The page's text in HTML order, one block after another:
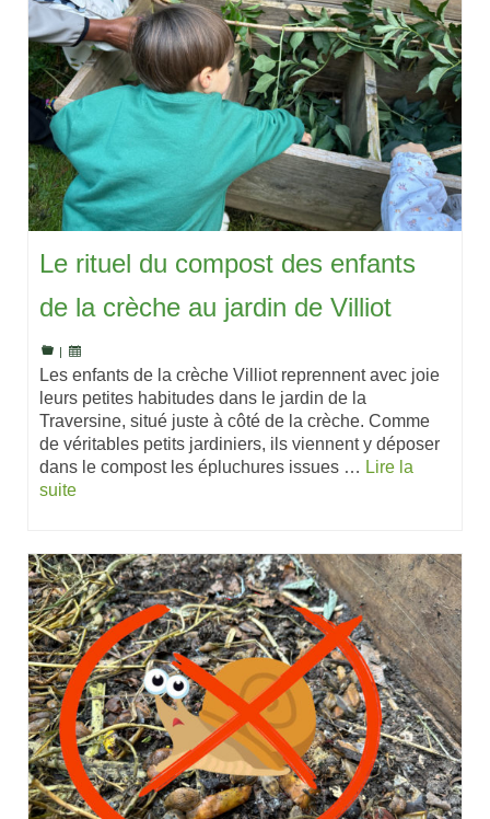
Le rituel du compost des enfants
de la crèche au jardin de Villiot
Les enfants de la crèche Villiot reprennent avec joie
leurs petites habitudes dans le jardin de la
Traversine, situé juste à côté de la crèche. Comme
de véritables petits jardiniers, ils viennent y déposer
dans le compost les épluchures issues … Lire la
suite